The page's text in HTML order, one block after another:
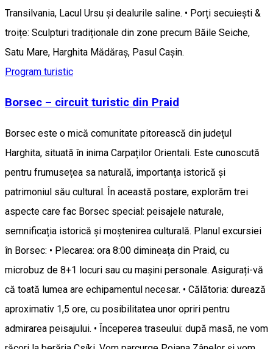
Transilvania, Lacul Ursu și dealurile saline. • Porți secuiești &
troițe: Sculpturi tradiționale din zone precum Băile Seiche,
Satu Mare, Harghita Mădăraș, Pasul Caşin.
Program turistic
Borsec – circuit turistic din Praid
Borsec este o mică comunitate pitorească din județul
Harghita, situată în inima Carpaților Orientali. Este cunoscută
pentru frumusețea sa naturală, importanța istorică și
patrimoniul său cultural. În această postare, explorăm trei
aspecte care fac Borsec special: peisajele naturale,
semnificația istorică și moștenirea culturală. Planul excursiei
în Borsec: • Plecarea: ora 8:00 dimineața din Praid, cu
microbuz de 8+1 locuri sau cu mașini personale. Asigurați-vă
că toată lumea are echipamentul necesar. • Călătoria: durează
aproximativ 1,5 ore, cu posibilitatea unor opriri pentru
admirarea peisajului. • Începerea traseului: după masă, ne vom